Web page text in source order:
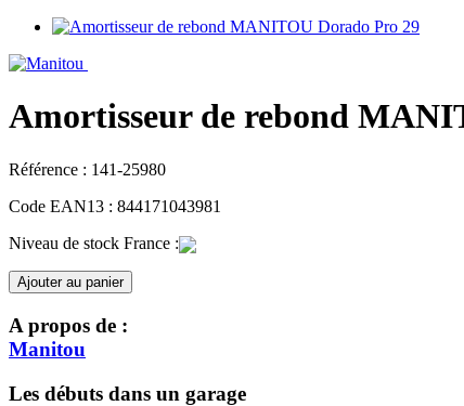
Amortisseur de rebond
Référence : 141-25980
Code EAN13 : 844171043981
Niveau de stock France :
Ajouter au panier
A propos de :
Manitou
Les débuts dans un garage